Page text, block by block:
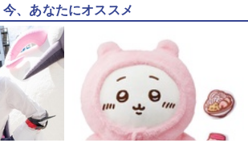
今、あなたにオススメ